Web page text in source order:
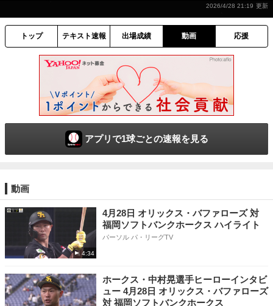
2026/4/28 21:19
トップ テキスト速報 出場成績 動画 応援
アプリで1球ごとの速報を見る
動画
4:34
4月28日 オリックス・バファローズ 対
福岡ソフトバンクホークス ハイライト
パーソル パ・リーグTV
ホークス・中村晃選手ヒーローインタビ
ュー 4月28日 オリックス・バファローズ
対 福岡ソフトバンクホークス